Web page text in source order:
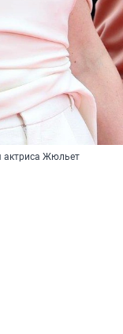
актриса Жюльет